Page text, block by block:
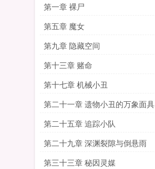
第一章 裸尸
第五章 魔女
第九章 隐藏空间
第十三章 赌命
第十七章 机械小丑
第二十一章 遗物小丑的万象面具
第二十五章 追踪小队
第二十九章 深渊裂隙与倒悬雨
第三十三章 秘因灵媒